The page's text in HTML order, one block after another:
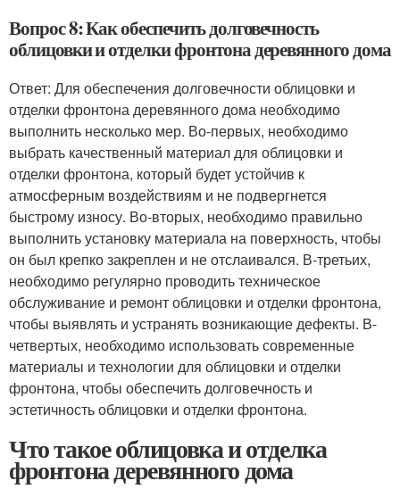
Вопрос 8: Как обеспечить долговечность
облицовки и отделки фронтона деревянного дома
Ответ: Для обеспечения долговечности облицовки и
отделки фронтона деревянного дома необходимо
выполнить несколько мер. Во-первых, необходимо
выбрать качественный материал для облицовки и
отделки фронтона, который будет устойчив к
атмосферным воздействиям и не подвергнется
быстрому износу. Во-вторых, необходимо правильно
выполнить установку материала на поверхность, чтобы
он был крепко закреплен и не отслаивался. В-третьих,
необходимо регулярно проводить техническое
обслуживание и ремонт облицовки и отделки фронтона,
чтобы выявлять и устранять возникающие дефекты. В-
четвертых, необходимо использовать современные
материалы и технологии для облицовки и отделки
фронтона, чтобы обеспечить долговечность и
эстетичность облицовки и отделки фронтона.
Что такое облицовка и отделка
фронтона деревянного дома